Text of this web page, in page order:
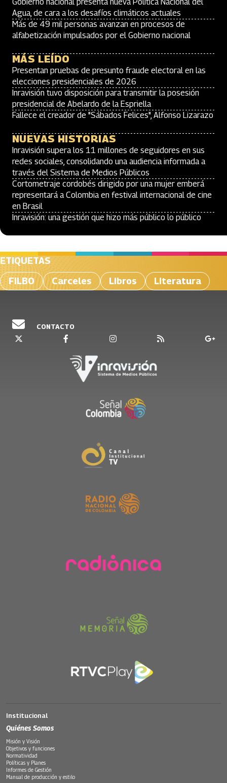
Agua, de cara a los desafíos climáticos actuales
Más de 49 mil personas avanzan en procesos de
alfabetización impulsados por el Gobierno nacional
MÁS LEÍDO
Presentan pruebas de presunto fraude electoral en las
elecciones presidenciales de 2026
Inravisión tuvo disposición para transmitir la posesión
presidencial de Abelardo de la Espriella
Fallece el creador de "Sábados Felices", Alfonso Lizarazo
NUEVAS HISTORIAS
Inravisión supera los 11 millones de seguidores en sus
redes sociales, consolidando una audiencia informada a
través del Sistema de Medios Públicos
Cortometraje cordobés dirigido por una mujer emberá
representará a Colombia en festival internacional de cine
en Brasil
Inravisión: una gestión que hizo más público lo público
ETIQUETAS
FILBO
Carceles Libros Literatura
CONTACTO
Institucional
Quiénes Somos
Misión y Visión
Objetivos y funciones
Normatividad
Políticas y Planes
Informes de Gestión
Manual de producción y estilo